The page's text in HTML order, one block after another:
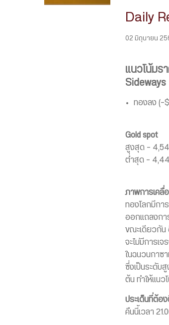
Daily
02 มิถุนายน
แนวโน้มร
Sideways
ทองลง (-
Gold spot
สูงสุด –
ต่ำสุด –
ภาพการเคลื่
ทองโลกมีกา
ออกแถลงกา
ขณะเดียวกัน
จะไม่มีการเ
ในฉนวนกาซ
ซึ่งเป็นระดับ
ต้น ทำให้แนว
ประเด็นที่ต้อ
คืนนี้เวลา